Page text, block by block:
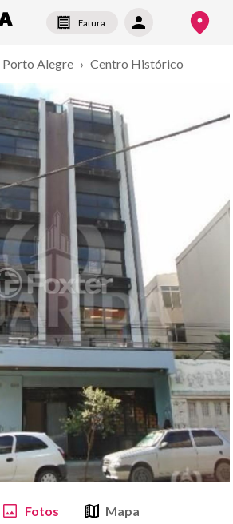
Fatura
Porto Alegre › Centro Histórico
Fotos Mapa